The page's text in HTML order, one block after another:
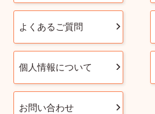
よくあるご質問
個人情報について
お問い合わせ